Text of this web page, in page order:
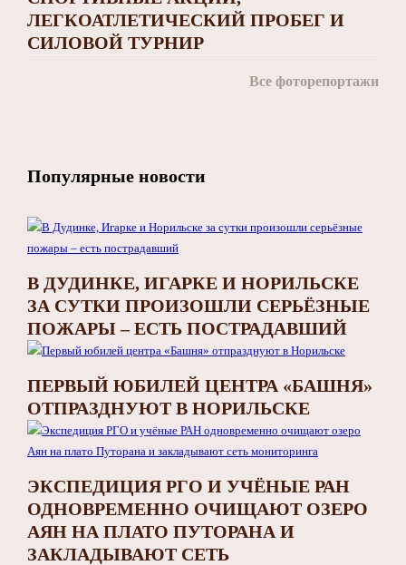
ЛЕГКОАТЛЕТИЧЕСКИЙ ПРОБЕГ И
СИЛОВОЙ ТУРНИР
Все фоторепортажи
Популярные новости
В ДУДИНКЕ, ИГАРКЕ И НОРИЛЬСКЕ
ЗА СУТКИ ПРОИЗОШЛИ СЕРЬЁЗНЫЕ
ПОЖАРЫ – ЕСТЬ ПОСТРАДАВШИЙ
ПЕРВЫЙ ЮБИЛЕЙ ЦЕНТРА «БАШНЯ»
ОТПРАЗДНУЮТ В НОРИЛЬСКЕ
ЭКСПЕДИЦИЯ РГО И УЧЁНЫЕ РАН
ОДНОВРЕМЕННО ОЧИЩАЮТ ОЗЕРО
АЯН НА ПЛАТО ПУТОРАНА И
ЗАКЛАДЫВАЮТ СЕТЬ